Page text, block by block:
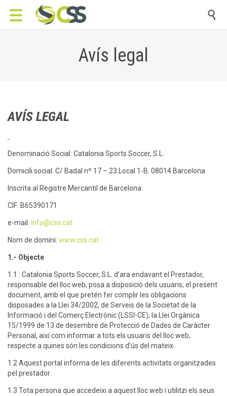

Avís legal
AVÍS LEGAL
Denominació Social: Catalonia Sports Soccer, S.L.
Domicili social: C/ Badal nº 17 – 23 Local 1-B. 08014 Barcelona
Inscrita al Registre Mercantil de Barcelona:
CIF: B65390171
e-mail: info@css.cat
Nom de domini: www.css.cat
1.- Objecte
1.1 : Catalonia Sports Soccer, S.L. d’ara endavant el Prestador,
responsable del lloc web, posa a disposició dels usuaris, el present
document, amb el que pretén fer complir les obligacions
disposades a la Llei 34/2002, de Serveis de la Societat de la
Informació i del Comerç Electrònic (LSSI-CE), la Llei Orgànica
15/1999 de 13 de desembre de Protecció de Dades de Caràcter
Personal, així com informar a tots els usuaris del lloc web,
respecte a quines són les condicions d’ús del mateix.
1.2 Aquest portal informa de les diferents activitats organitzades
pel prestador.
1.3 Tota persona que accedeixi a aquest lloc web i utilitzi els seus